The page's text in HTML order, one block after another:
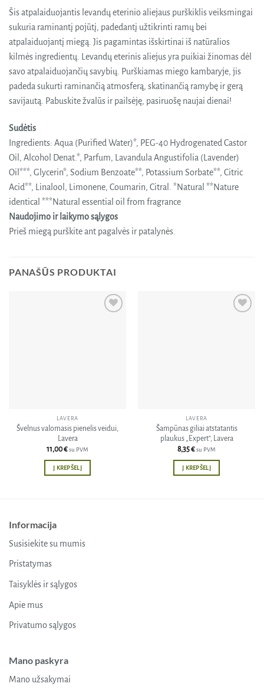
Šis atpalaiduojantis levandų eterinio aliejaus purškiklis veiksmingai
sukuria raminantį pojūtį, padedantį užtikrinti ramų bei
atpalaiduojantį miegą. Jis pagamintas išskirtinai iš natūralios
kilmės ingredientų. Levandų eterinis aliejus yra puikiai žinomas dėl
savo atpalaiduojančių savybių. Purškiamas miego kambaryje, jis
padeda sukurti raminančią atmosferą, skatinančią ramybę ir gerą
savijautą. Pabuskite žvalūs ir pailsėję, pasiruošę naujai dienai!
Sudėtis
Ingredients: Aqua (Purified Water)*, PEG-40 Hydrogenated Castor
Oil, Alcohol Denat.*, Parfum, Lavandula Angustifolia (Lavender)
Oil***, Glycerin*, Sodium Benzoate**, Potassium Sorbate**, Citric
Acid**, Linalool, Limonene, Coumarin, Citral. *Natural **Nature
identical ***Natural essential oil from fragrance
Naudojimo ir laikymo sąlygos
Prieš miegą purškite ant pagalvės ir patalynės.
PANAŠŪS PRODUKTAI
LAVERA
Švelnus valomasis pienelis veidui,
Lavera
11,00€su PVM
Į KREPŠELĮ
LAVERA
Šampūnas giliai atstatantis
plaukus „Expert”, Lavera
8,35€su PVM
Į KREPŠELĮ
Informacija
Susisiekite su mumis
Pristatymas
Taisyklės ir sąlygos
Apie mus
Privatumo sąlygos
Mano paskyra
Mano užsakymai